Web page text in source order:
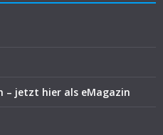
– jetzt hier als eMagazin